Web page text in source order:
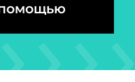
помощью